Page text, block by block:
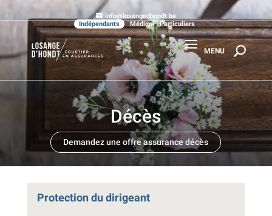
info@losangedhondt.be
Indépendants
Médical Particuliers
Décès
Demandez une offre assurance décès
Protection du dirigeant